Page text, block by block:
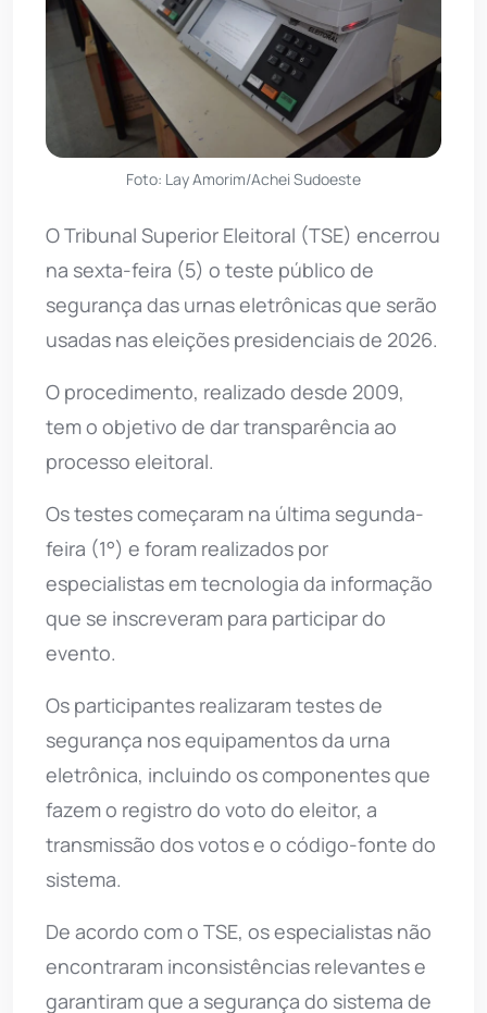
Foto: Lay Amorim/Achei Sudoeste
O Tribunal Superior Eleitoral (TSE) encerrou
na sexta-feira (5) o teste público de
segurança das urnas eletrônicas que serão
usadas nas eleições presidenciais de 2026.
O procedimento, realizado desde 2009,
tem o objetivo de dar transparência ao
processo eleitoral.
Os testes começaram na última segunda-
feira (1°) e foram realizados por
especialistas em tecnologia da informação
que se inscreveram para participar do
evento.
Os participantes realizaram testes de
segurança nos equipamentos da urna
eletrônica, incluindo os componentes que
fazem o registro do voto do eleitor, a
transmissão dos votos e o código-fonte do
sistema.
De acordo com o TSE, os especialistas não
encontraram inconsistências relevantes e
garantiram que a segurança do sistema de